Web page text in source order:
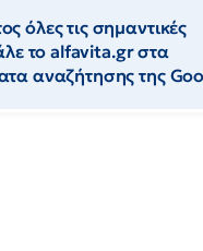
όλες τις σημαντικές
το alfavita.gr στα
αναζήτησης της